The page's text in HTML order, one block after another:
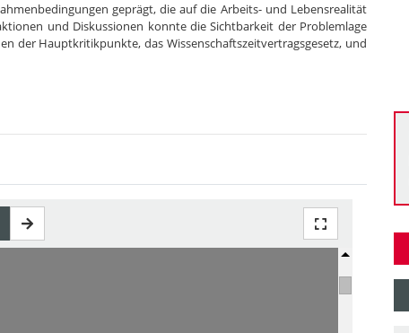
geprägt, die auf die Arbeits- und Lebensrealität
und Diskussionen konnte die Sichtbarkeit der Problemlage
der Hauptkritikpunkte, das Wissenschaftszeitvertragsgesetz, und